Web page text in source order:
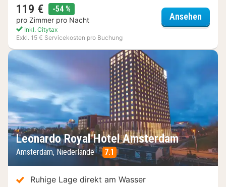
119 € -54 %
pro Zimmer pro Nacht
Inkl. Citytax
Exkl. 15 € Servicekosten pro Buchung
Ansehen
Leonardo Royal Hotel Amsterdam
Amsterdam, Niederlande 7.1
Ruhige Lage direkt am Wasser